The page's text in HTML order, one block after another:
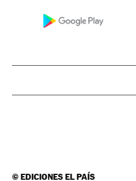
©EDICIONES EL PAÍS